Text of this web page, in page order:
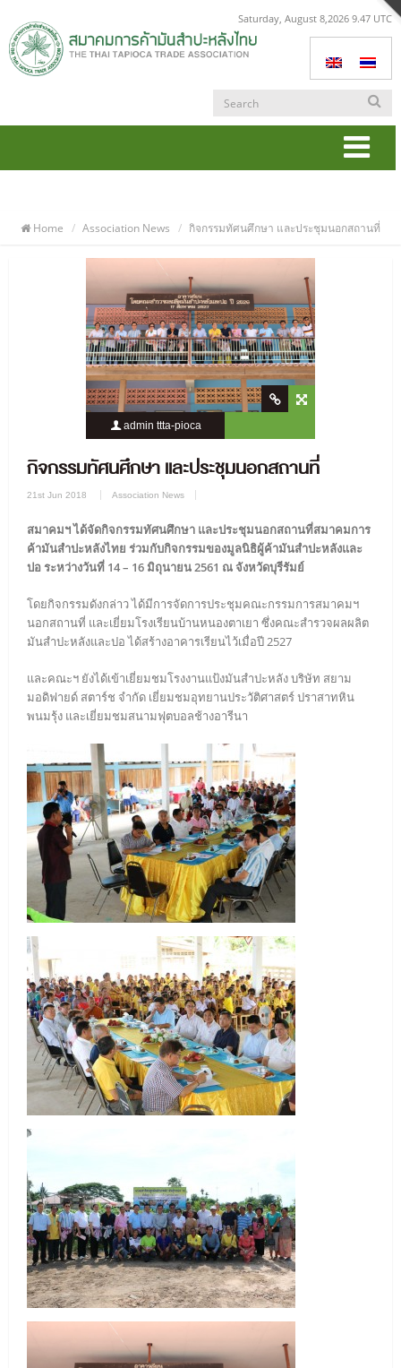
Saturday, August 8,2026 9.47 UTC
Home Association News กิจกรรมทัศนศึกษา และประชุมนอกสถานที่
admin ttta-pioca
กิจกรรมทัศนศึกษา และประชุมนอกสถานที่
21st Jun 2018 Association News
สมาคมฯ ได้จัดกิจกรรมทัศนศึกษา และประชุมนอกสถานที่สมาคมการ
ค้ามันสำปะหลังไทย ร่วมกับกิจกรรมของมูลนิธิผู้ค้ามันสำปะหลังและ
ปอ ระหว่างวันที่ 14 – 16 มิถุนายน 2561 ณ จังหวัดบุรีรัมย์
โดยกิจกรรมดังกล่าว ได้มีการจัดการประชุมคณะกรรมการสมาคมฯ
นอกสถานที่ และเยี่ยมโรงเรียนบ้านหนองตาเยา ซึ่งคณะสำรวจผลผลิต
มันสำปะหลังและปอ ได้สร้างอาคารเรียนไว้เมื่อปี 2527
และคณะฯ ยังได้เข้าเยี่ยมชมโรงงานแป้งมันสำปะหลัง บริษัท สยาม
มอดิฟายด์ สตาร์ช จำกัด เยี่ยมชมอุทยานประวัติศาสตร์ ปราสาทหิน
พนมรุ้ง และเยี่ยมชมสนามฟุตบอลช้างอารีนา